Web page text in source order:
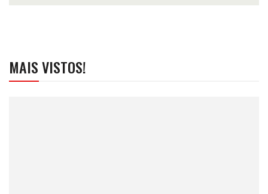
MAIS VISTOS!